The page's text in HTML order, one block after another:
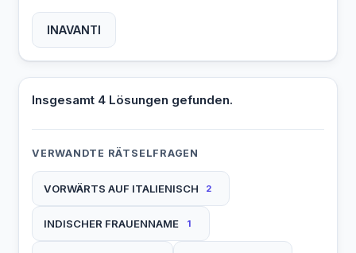
INAVANTI
Insgesamt 4 Lösungen gefunden.
VERWANDTE RÄTSELFRAGEN
VORWÄRTS AUF ITALIENISCH 2
INDISCHER FRAUENNAME 1